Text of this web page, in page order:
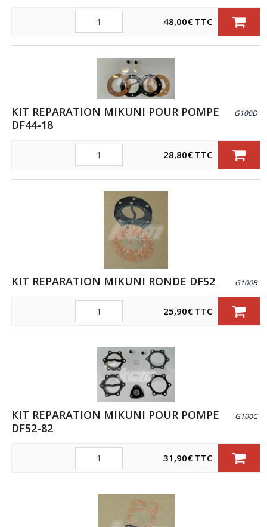
Quantité 48,00€ TTC
KIT REPARATION MIKUNI POUR POMPE
DF44-18
G100D
Quantité 28,80€ TTC
KIT REPARATION MIKUNI RONDE DF52 G100B
25,90€ TTC
KIT REPARATION MIKUNI POUR POMPE
DF52-82
G100C
Quantité 31,90€ TTC